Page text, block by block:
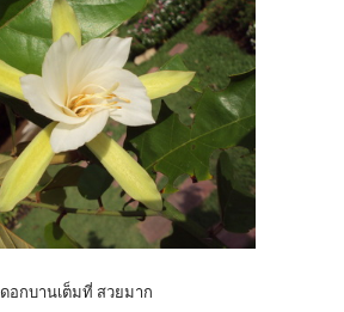
ดอกบานเต็มที่ สวยมาก